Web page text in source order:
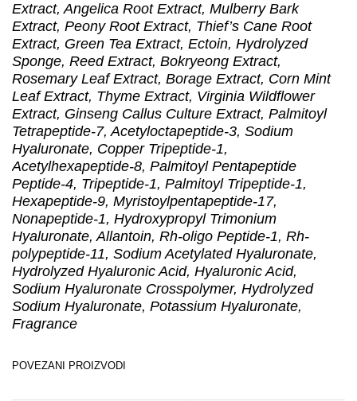
Extract, Angelica Root Extract, Mulberry Bark
Extract, Peony Root Extract, Thief’s Cane Root
Extract, Green Tea Extract, Ectoin, Hydrolyzed
Sponge, Reed Extract, Bokryeong Extract,
Rosemary Leaf Extract, Borage Extract, Corn Mint
Leaf Extract, Thyme Extract, Virginia Wildflower
Extract, Ginseng Callus Culture Extract, Palmitoyl
Tetrapeptide-7, Acetyloctapeptide-3, Sodium
Hyaluronate, Copper Tripeptide-1,
Acetylhexapeptide-8, Palmitoyl Pentapeptide
Peptide-4, Tripeptide-1, Palmitoyl Tripeptide-1,
Hexapeptide-9, Myristoylpentapeptide-17,
Nonapeptide-1, Hydroxypropyl Trimonium
Hyaluronate, Allantoin, Rh-oligo Peptide-1, Rh-
polypeptide-11, Sodium Acetylated Hyaluronate,
Hydrolyzed Hyaluronic Acid, Hyaluronic Acid,
Sodium Hyaluronate Crosspolymer, Hydrolyzed
Sodium Hyaluronate, Potassium Hyaluronate,
Fragrance
POVEZANI PROIZVODI